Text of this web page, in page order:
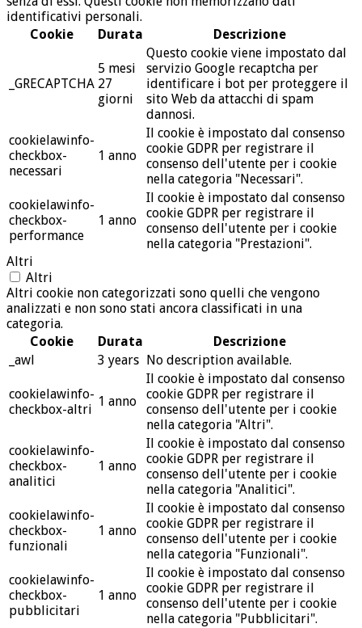
identificativi personali.
Cookie
Durata Descrizione
_GRECAPTCHA
5 mesi
27
giorni
Questo cookie viene impostato dal
servizio Google recaptcha per
identificare i bot per proteggere il
sito Web da attacchi di spam
dannosi.
cookielawinfo-
checkbox-
necessari
1 anno
Il cookie è impostato dal consenso
cookie GDPR per registrare il
consenso dell'utente per i cookie
nella categoria "Necessari".
cookielawinfo-
checkbox-
performance
1 anno
Il cookie è impostato dal consenso
cookie GDPR per registrare il
consenso dell'utente per i cookie
nella categoria "Prestazioni".
Altri
Altri
Altri cookie non categorizzati sono quelli che vengono
analizzati e non sono stati ancora classificati in una
categoria.
Cookie
Durata
Descrizione
_awl
3 years No description available.
cookielawinfo-
checkbox-altri
1 anno
Il cookie è impostato dal consenso
cookie GDPR per registrare il
consenso dell'utente per i cookie
nella categoria "Altri".
cookielawinfo-
checkbox-
analitici
1 anno
Il cookie è impostato dal consenso
cookie GDPR per registrare il
consenso dell'utente per i cookie
nella categoria "Analitici".
cookielawinfo-
checkbox-
funzionali
1 anno
Il cookie è impostato dal consenso
cookie GDPR per registrare il
consenso dell'utente per i cookie
nella categoria "Funzionali".
cookielawinfo-
checkbox-
pubblicitari
1 anno
Il cookie è impostato dal consenso
cookie GDPR per registrare il
consenso dell'utente per i cookie
nella categoria "Pubblicitari".